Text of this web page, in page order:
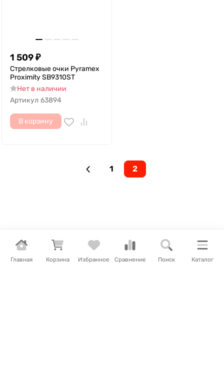
Главная Корзина Избранное Сравнение Поиск Каталог
1 509₽
Cтрелковые очки Pyramex
Proximity SB9310ST
Нет в наличии
Артикул 63894
В корзину
1 2